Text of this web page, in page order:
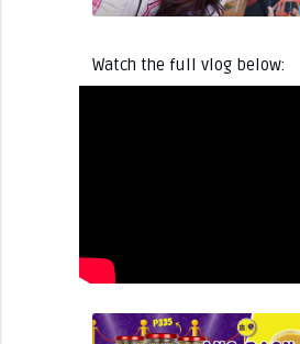
Watch the full vlog below: